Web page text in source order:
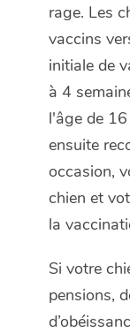
rage. Les
vaccins
initiale de
à 4
l'âge de
ensuite
occasion,
chien et
la
Si votre
pensions,